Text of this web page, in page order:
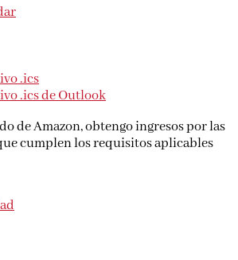
.ics
.ics de Outlook
de Amazon, obtengo ingresos por las
cumplen los requisitos aplicables